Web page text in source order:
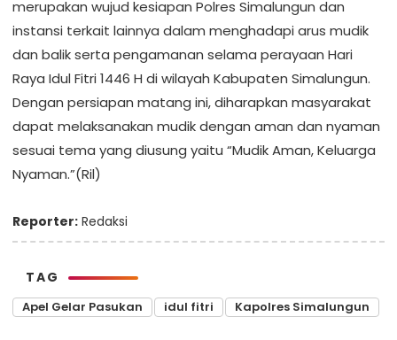
merupakan wujud kesiapan Polres Simalungun dan
instansi terkait lainnya dalam menghadapi arus mudik
dan balik serta pengamanan selama perayaan Hari
Raya Idul Fitri 1446 H di wilayah Kabupaten Simalungun.
Dengan persiapan matang ini, diharapkan masyarakat
dapat melaksanakan mudik dengan aman dan nyaman
sesuai tema yang diusung yaitu “Mudik Aman, Keluarga
Nyaman.”(Ril)
Reporter: Redaksi
TAG
Apel Gelar Pasukan idul fitri Kapolres Simalungun